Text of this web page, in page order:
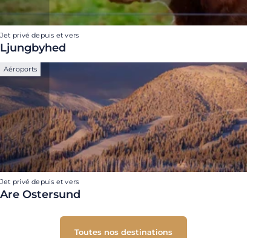
Jet privé depuis et vers
Ljungbyhed
Aéroports
Jet privé depuis et vers
Are Ostersund
Toutes nos destinations